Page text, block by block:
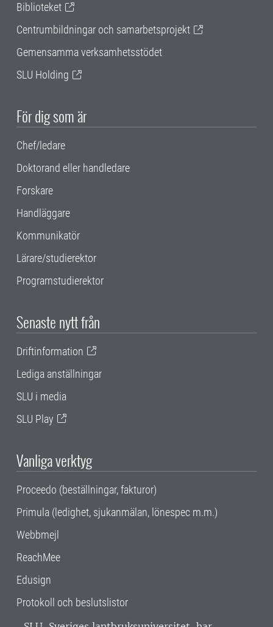
Biblioteket
Centrumbildningar och samarbetsprojekt
Gemensamma verksamhetsstödet
SLU Holding
För dig som är
Chef/ledare
Doktorand eller handledare
Forskare
Handläggare
Kommunikatör
Lärare/studierektor
Programstudierektor
Senaste nytt från
Driftinformation
Lediga anställningar
SLU i media
SLU Play
Vanliga verktyg
Proceedo (beställningar, fakturor)
Primula (ledighet, sjukanmälan, lönespec m.m.)
Webbmejl
ReachMee
Edusign
Protokoll och beslutslistor